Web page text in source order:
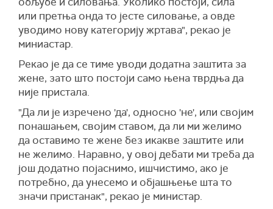
или претња онда то јесте силовање, а овде
уводимо нову категорију жртава", рекао је
миниастар.
Рекао је да се тиме уводи додатна заштита за
жене, зато што постоји само њена тврдња да
није пристала.
"Да ли је изречено 'да', односно 'не', или својим
понашањем, својим ставом, да ли ми желимо
да оставимо те жене без икакве заштите или
не желимо. Наравно, у овој дебати ми треба да
још додатно појаснимо, ишчистимо, ако је
потребно, да унесемо и објашњење шта то
значи пристанак", рекао је министар.